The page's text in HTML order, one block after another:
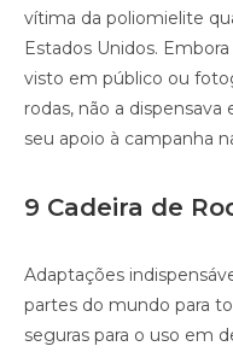
vítima da poliomielite
Estados Unidos.
visto em público ou
rodas, não a
seu apoio à campanha
9 Cadeira de
Adaptações
partes do mundo para
seguras para o uso em